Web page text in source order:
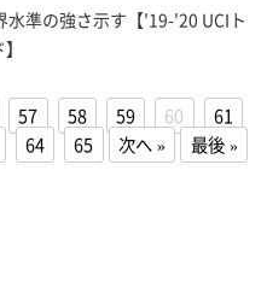
準の強さ示す【'19-'20 UCIト
57 58 59 60
61
64 65 次へ 最後